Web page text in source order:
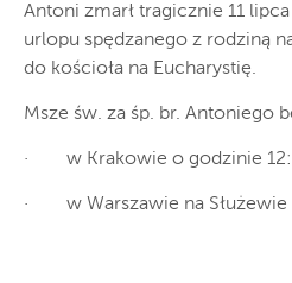
Antoni zmarł tragicznie 11
urlopu spędzanego z rodziną
do kościoła na Eucharystię.
Msze św. za śp. br. Antoniego
· w Krakowie o godzinie
· w Warszawie na Służewie